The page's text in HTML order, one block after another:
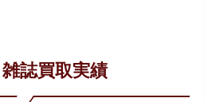
誌買取実績